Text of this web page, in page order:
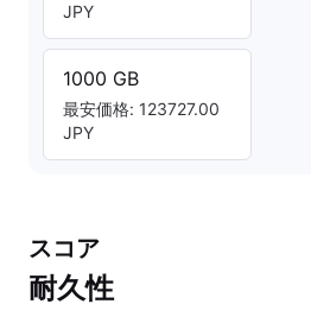
JPY
1000 GB
最安価格: 123727.00
JPY
スコア
耐久性